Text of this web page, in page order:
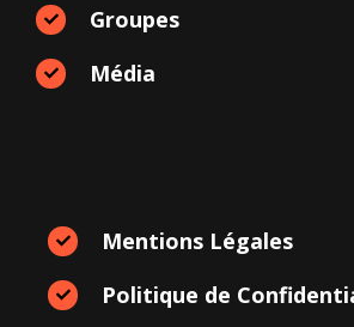
Groupes
Média
Mentions Légales
Politique de